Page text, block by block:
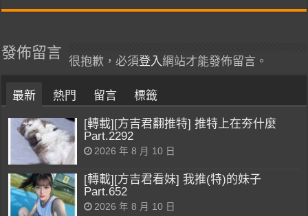
發佈留言
很抱歉，必須登入網站才能發佈留言。
最新 熱門 留言 標籤
[轉載][方吉君翻推特] 推特上在夯什麼
Part.2292
2026 年 8 月 10 日
[轉載][方吉君看妹] 我推(特)的妹子
Part.652
2026 年 8 月 10 日